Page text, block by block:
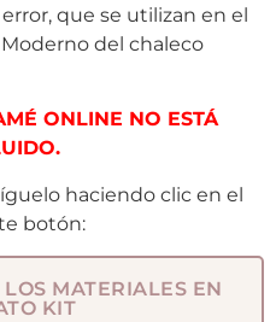
que se utilizan en el
del chaleco
ONLINE NO ESTÁ
haciendo clic en el
botón:
MATERIALES EN
KIT